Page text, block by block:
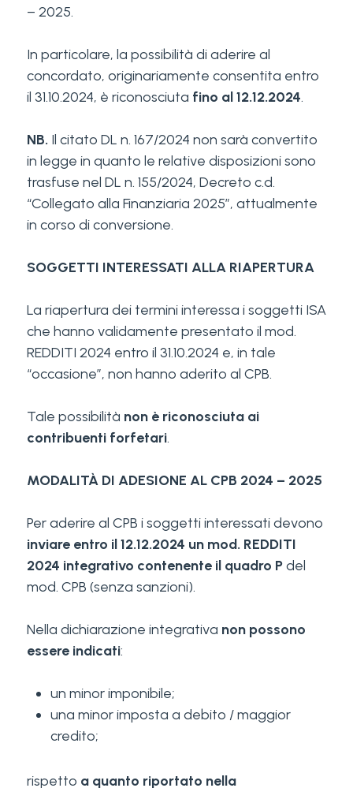
– 2025.
In particolare, la possibilità di aderire al
concordato, originariamente consentita entro
il 31.10.2024, è riconosciuta fino al 12.12.2024.
NB. Il citato DL n. 167/2024 non sarà convertito
in legge in quanto le relative disposizioni sono
trasfuse nel DL n. 155/2024, Decreto c.d.
“Collegato alla Finanziaria 2025”, attualmente
in corso di conversione.
SOGGETTI INTERESSATI ALLA RIAPERTURA
La riapertura dei termini interessa i soggetti ISA
che hanno validamente presentato il mod.
REDDITI 2024 entro il 31.10.2024 e, in tale
“occasione”, non hanno aderito al CPB.
Tale possibilità non è riconosciuta ai
contribuenti forfetari.
MODALITÀ DI ADESIONE AL CPB 2024 – 2025
Per aderire al CPB i soggetti interessati devono
inviare entro il 12.12.2024 un mod. REDDITI
2024 integrativo contenente il quadro Pdel
mod. CPB (senza sanzioni).
Nella dichiarazione integrativa non possono
essere indicati:
un minor imponibile;
una minor imposta a debito / maggior
credito;
rispetto a quanto riportato nella